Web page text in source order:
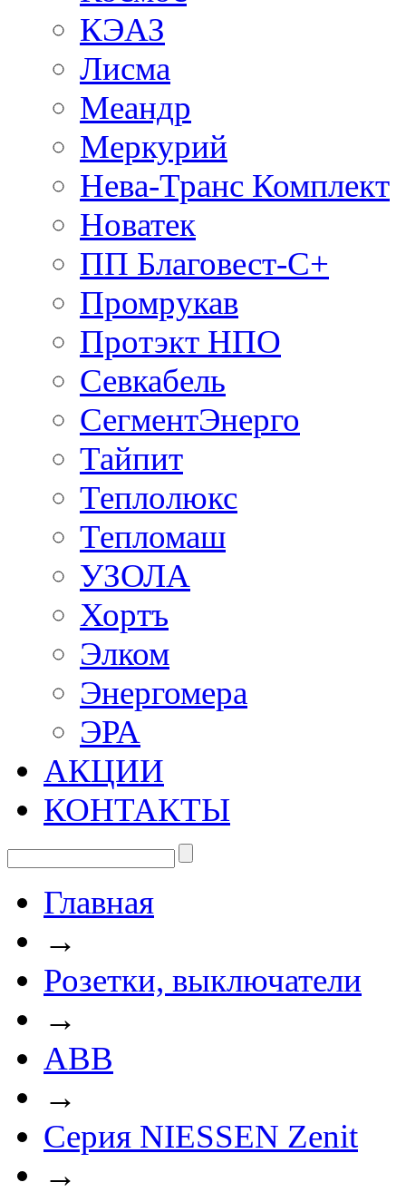
КЭАЗ
Лисма
Меандр
Меркурий
Нева-Транс Комплект
Новатек
ПП Благовест-С+
Промрукав
Протэкт НПО
Севкабель
СегментЭнерго
Тайпит
Теплолюкс
Тепломаш
УЗОЛА
Хортъ
Элком
Энергомера
ЭРА
АКЦИИ
КОНТАКТЫ
Главная
→
Розетки, выключатели
→
ABB
→
Серия NIESSEN Zenit
→